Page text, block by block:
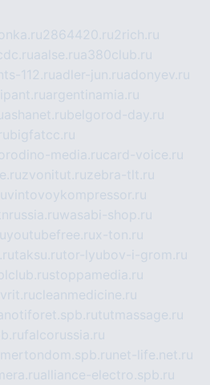
2864420.ru2rich.ru
aalse.rua380club.ru
112.ruadler-jun.ruadonyev.ru
argentinamia.ru
ashanet.rubelgorod-day.ru
bigfatcc.ru
media.rucard-voice.ru
zvonitut.ruzebra-tlt.ru
vintovoykompressor.ru
wasabi-shop.ru
youtubefree.rux-ton.ru
taksu.rutor-lyubov-i-grom.ru
stoppamedia.ru
cleanmedicine.ru
tutmassage.ru
falcorussia.ru
net-life.net.ru
alliance-electro.spb.ru